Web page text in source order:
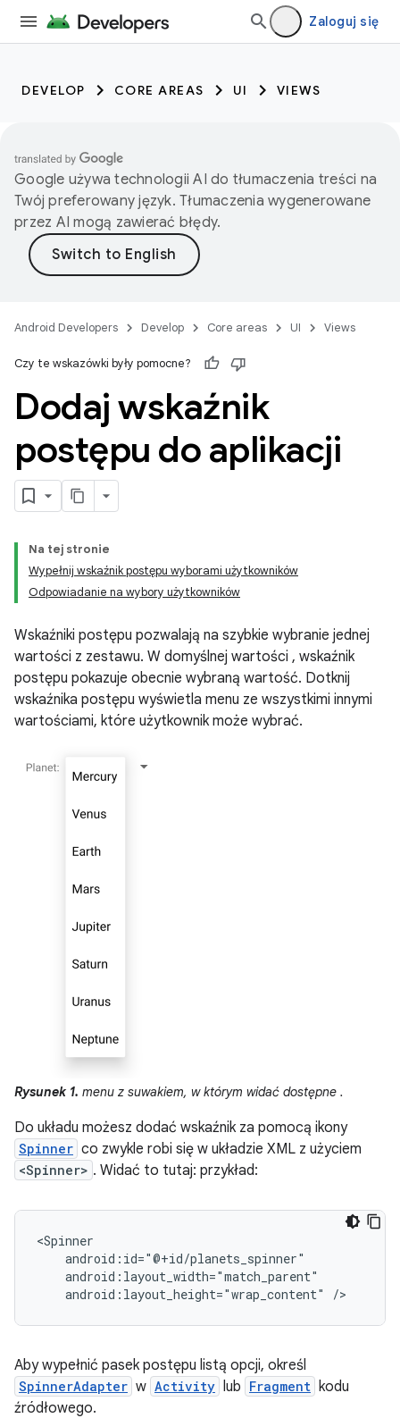
Zaloguj się
DEVELOP CORE AREAS UI VIEWS
Google używa technologii AI do tłumaczenia treści na
Twój preferowany język. Tłumaczenia wygenerowane
przez AI mogą zawierać błędy.
Android Developers Develop Core areas UI Views
Czy te wskazówki były pomocne?
Dodaj wskaźnik
postępu do aplikacji
Na tej stronie
Wypełnij wskaźnik postępu wyborami użytkowników
Odpowiadanie na wybory użytkowników
Wskaźniki postępu pozwalają na szybkie wybranie jednej
wartości z zestawu. W domyślnej wartości , wskaźnik
postępu pokazuje obecnie wybraną wartość. Dotknij
wskaźnika postępu wyświetla menu ze wszystkimi innymi
wartościami, które użytkownik może wybrać.
Rysunek 1. menu z suwakiem, w którym widać dostępne .
Do układu możesz dodać wskaźnik za pomocą ikony
Spinner co zwykle robi się w układzie XML z użyciem
<Spinner> . Widać to tutaj: przykład:
android:layout_height="wrap_content"
/>
Aby wypełnić pasek postępu listą opcji, określ
SpinnerAdapter w Activity lub Fragment kodu
źródłowego.